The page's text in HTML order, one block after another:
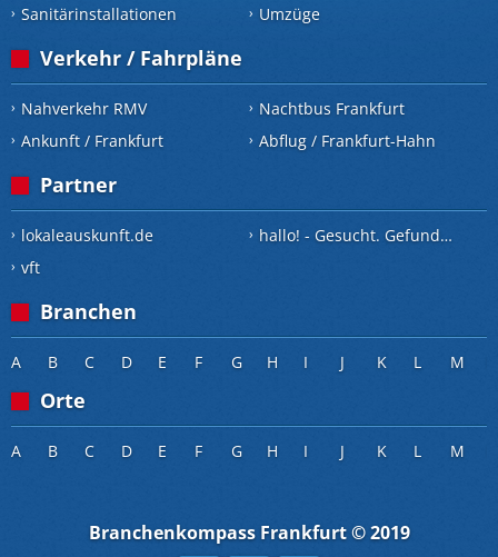
Sanitärinstallationen
Umzüge
Verkehr / Fahrpläne
Nahverkehr RMV Nachtbus Frankfurt
Ankunft / Frankfurt
Abflug / Frankfurt-Hahn
Partner
lokaleauskunft.de hallo! - Gesucht. Gefunden.
vft
Branchen
A B C D E F G H I J K L M
Orte
A B C D E F G H I J K L M
Branchenkompass Frankfurt © 2019